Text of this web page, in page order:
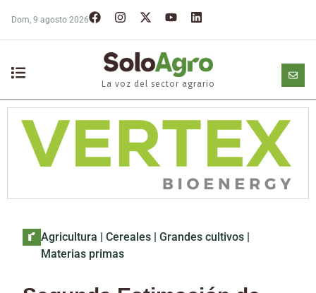
Dom, 9 agosto 2026
La voz del sector agrario
Agricultura |Cereales |Grandes cultivos |
Materias primas